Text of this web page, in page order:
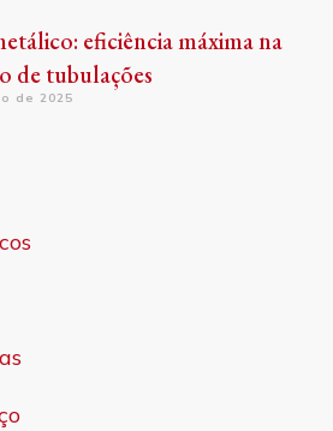
eficiência máxima na
de tubulações
de 2025